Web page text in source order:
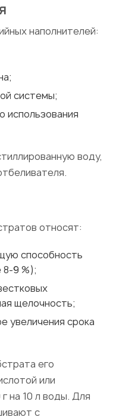
наполнителей:
системы;
использования
воду,
относят:
способность
8-9 %);
щелочность;
увеличения срока
его
или
на 10 л воды. Для
с